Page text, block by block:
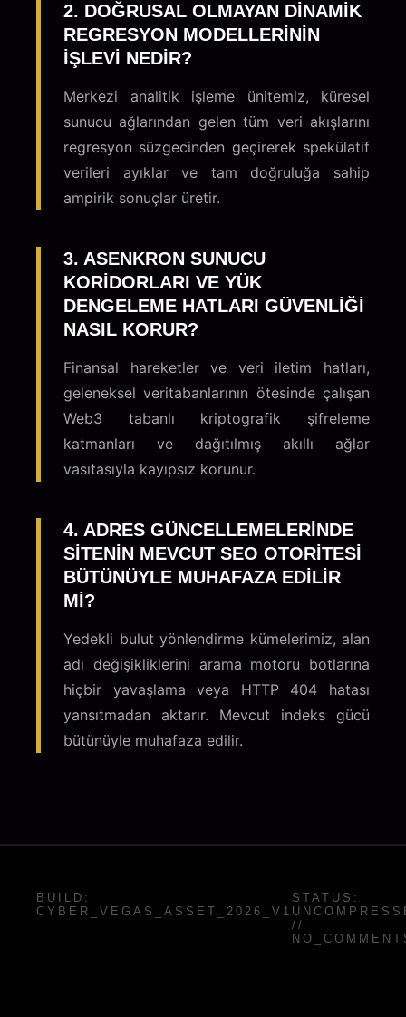
2. DOĞRUSAL OLMAYAN DINAMIK
REGRESYON MODELLERININ
IŞLEVI NEDIR?
Merkezi analitik işleme ünitemiz, küresel
sunucu ağlarından gelen tüm veri akışlarını
regresyon süzgecinden geçirerek spekülatif
verileri ayıklar ve tam doğruluğa sahip
ampirik sonuçlar üretir.
3. ASENKRON SUNUCU
KORIDORLARI VE YÜK
DENGELEME HATLARI GÜVENLIĞI
NASIL KORUR?
Finansal hareketler ve veri iletim hatları,
geleneksel veritabanlarının ötesinde çalışan
Web3 tabanlı kriptografik şifreleme
katmanları ve dağıtılmış akıllı ağlar
vasıtasıyla kayıpsız korunur.
4. ADRES GÜNCELLEMELERINDE
SITENIN MEVCUT SEO OTORITESI
BÜTÜNÜYLE MUHAFAZA EDILIR
MI?
Yedekli bulut yönlendirme kümelerimiz, alan
adı değişikliklerini arama motoru botlarına
hiçbir yavaşlama veya HTTP 404 hatası
yansıtmadan aktarır. Mevcut indeks gücü
bütünüyle muhafaza edilir.
BUILD:
CYBER_VEGAS_ASSET_2026_V1
STATUS:
//